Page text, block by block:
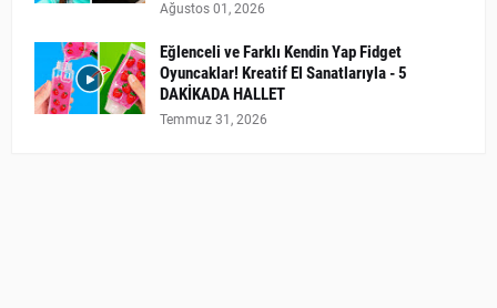
Ağustos 01, 2026
Eğlenceli ve Farklı Kendin Yap Fidget
Oyuncaklar! Kreatif El Sanatlarıyla - 5
DAKİKADA HALLET
Temmuz 31, 2026